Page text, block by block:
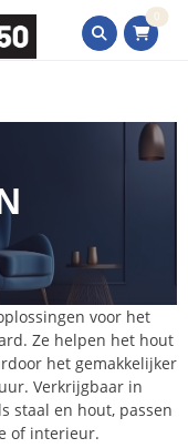
0
voor het
Ze helpen het hout
het gemakkelijker
Verkrijgbaar in
staal en hout, passen
of interieur.